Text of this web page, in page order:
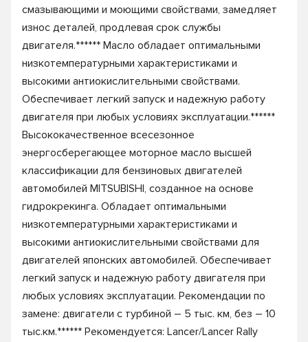
смазывающими и моющими свойствами, замедляет
износ деталей, продлевая срок службы
двигателя.****** Масло обладает оптимальными
низкотемпературными характеристиками и
высокими антиокислительными свойствами.
Обеспечивает легкий запуск и надежную работу
двигателя при любых условиях эксплуатации.******
Высококачественное всесезонное
энергосберегающее моторное масло высшей
классификации для бензиновых двигателей
автомобилей MITSUBISHI, созданное на основе
гидрокрекинга. Обладает оптимальными
низкотемпературными характеристиками и
высокими антиокислительными свойствами для
двигателей японских автомобилей. Обеспечивает
легкий запуск и надежную работу двигателя при
любых условиях эксплуатации. Рекомендации по
замене: двигатели с турбиной – 5 тыс. км, без – 10
тыс.км.****** Рекомендуется: Lancer/Lancer Rally